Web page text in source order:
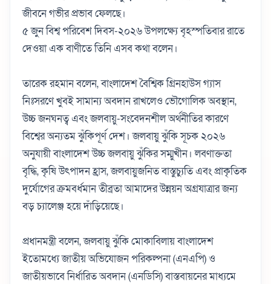
জীবনে গভীর প্রভাব ফেলছে।
৫ জুন বিশ্ব পরিবেশ দিবস-২০২৬ উপলক্ষ্যে বৃহস্পতিবার রাতে
দেওয়া এক বাণীতে তিনি এসব কথা বলেন।
তারেক রহমান বলেন, বাংলাদেশ বৈশ্বিক গ্রিনহাউস গ্যাস
নিঃসরণে খুবই সামান্য অবদান রাখলেও ভৌগোলিক অবস্থান,
উচ্চ জনঘনত্ব এবং জলবায়ু-সংবেদনশীল অর্থনীতির কারণে
বিশ্বের অন্যতম ঝুঁকিপূর্ণ দেশ। জলবায়ু ঝুঁকি সূচক ২০২৬
অনুযায়ী বাংলাদেশ উচ্চ জলবায়ু ঝুঁকির সম্মুখীন। লবণাক্ততা
বৃদ্ধি, কৃষি উৎপাদন হ্রাস, জলবায়ুজনিত বাস্তুচ্যুতি এবং প্রাকৃতিক
দুর্যোগের ক্রমবর্ধমান তীব্রতা আমাদের উন্নয়ন অগ্রযাত্রার জন্য
বড় চ্যালেঞ্জ হয়ে দাঁড়িয়েছে।
প্রধানমন্ত্রী বলেন, জলবায়ু ঝুঁকি মোকাবিলায় বাংলাদেশ
ইতোমধ্যে জাতীয় অভিযোজন পরিকল্পনা (এনএপি) ও
জাতীয়ভাবে নির্ধারিত অবদান (এনডিসি) বাস্তবায়নের মাধ্যমে